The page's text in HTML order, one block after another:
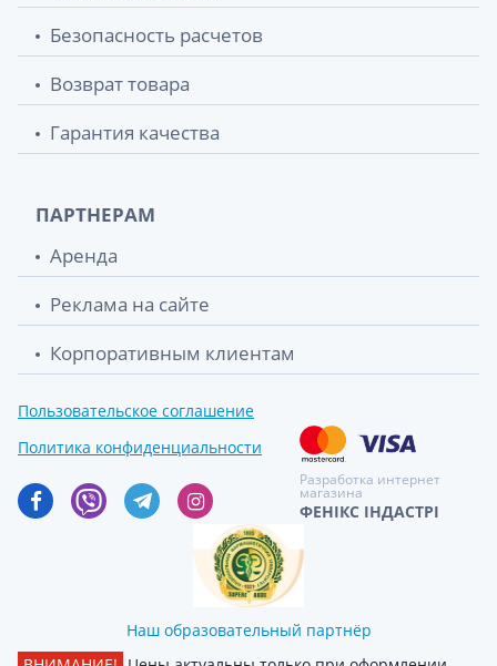
Безопасность расчетов
Возврат товара
Гарантия качества
ПАРТНЕРАМ
Аренда
Реклама на сайте
Корпоративным клиентам
Пользовательское соглашение
Политика конфиденциальности
Разработка интернет
магазина
ФЕНІКС ІНДАСТРІ
Наш образовательный партнёр